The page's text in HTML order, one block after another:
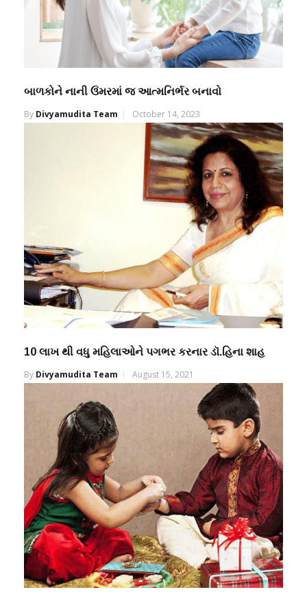
બાળકોને નાની ઉંમરમાં જ આત્મનિર્ભર બનાવો
By Divyamudita Team October 14, 2023
10 લાખ થી વધુ મહિલાઓને પગભર કરનાર ડૉ.હિના શાહ
By Divyamudita Team August 15, 2021